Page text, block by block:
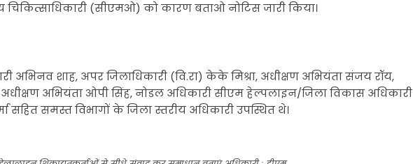
(सीएमओ) को कारण बताओ नोटिस जारी किया।
शाह, अपर जिलाधिकारी (वि.रा) केके मिश्रा, अधीक्षण अभियंता संजय रॉय,
अभियंता ओपी सिंह, नोडल अधिकारी सीएम हेल्पलाइन/जिला विकास अधिकारी
सहित समस्त विभागों के जिला स्तरीय अधिकारी उपस्थित थे।